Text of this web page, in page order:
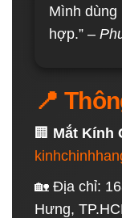
Mình dùng
hợp.” –
📍
🏢 Mắt Kính
🏡 Địa chỉ:
Hưng,